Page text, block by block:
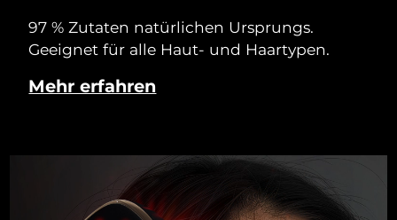
97 % Zutaten natürlichen Ursprungs.
Geeignet für alle Haut- und Haartypen.
Mehr erfahren